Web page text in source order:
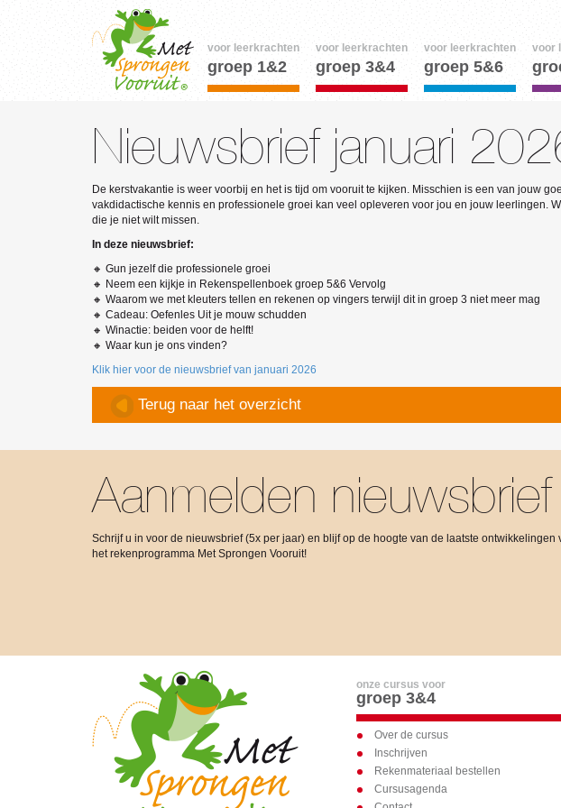
voor leerkrachten
groep 1&2
voor leerkrachten
groep 3&4
voor leerkrachten
groep 5&6
voor
Nieuwsbrief januari
De kerstvakantie is weer voorbij en het is tijd om vooruit te kijken. Misschien is een van jouw
vakdidactische kennis en professionele groei kan veel opleveren voor jou en jouw leerlingen.
die je niet wilt missen.
In deze nieuwsbrief:
🔸 Gun jezelf die professionele groei
🔸 Neem een kijkje in Rekenspellenboek groep 5&6 Vervolg
🔸 Waarom we met kleuters tellen en rekenen op vingers terwijl dit in groep 3 niet meer mag
🔸 Cadeau: Oefenles Uit je mouw schudden
🔸 Winactie: beiden voor de helft!
🔸 Waar kun je ons vinden?
Klik hier voor de nieuwsbrief van januari 2026
Terug naar het overzicht
Aanmelden nieuwsbrief
Schrijf u in voor de nieuwsbrief (5x per jaar) en blijf op de hoogte van de laatste ontwikkelingen
het rekenprogramma Met Sprongen Vooruit!
onze cursus voor
groep 3&4
Over de cursus
Inschrijven
Rekenmateriaal bestellen
Cursusagenda